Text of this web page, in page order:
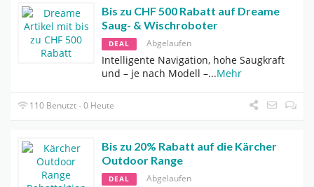
Bis zu CHF 500 Rabatt auf Dreame
Saug- & Wischroboter
DEAL Abgelaufen
Intelligente Navigation, hohe Saugkraft
und – je nach Modell –...Mehr
110 Benutzt - 0 Heute
Bis zu 20% Rabatt auf die Kärcher
Outdoor Range
DEAL Abgelaufen